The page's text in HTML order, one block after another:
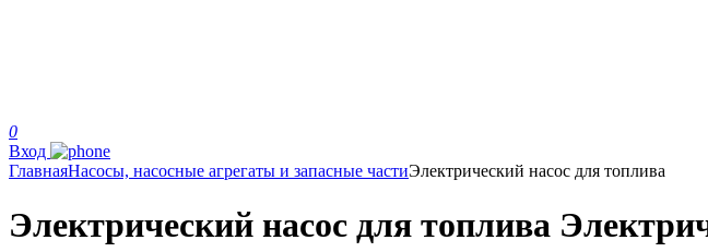
0
Вход
ГлавнаяНасосы, насосные агрегаты и запасные частиЭлектрический насос для топлива
Электрический насос для топлива